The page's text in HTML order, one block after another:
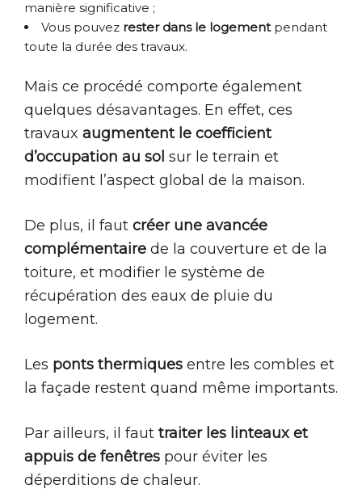
manière significative ;
Vous pouvez rester dans le logementpendant
toute la durée des travaux.
Mais ce procédé comporte également
quelques désavantages. En effet, ces
travaux augmentent le coefficient
d’occupation au sol sur le terrain et
modifient l’aspect global de la maison.
De plus, il faut créer une avancée
complémentaire de la couverture et de la
toiture, et modifier le système de
récupération des eaux de pluie du
logement.
Les ponts thermiques entre les combles et
la façade restent quand même importants.
Par ailleurs, il faut traiter les linteaux et
appuis de fenêtres pour éviter les
déperditions de chaleur.